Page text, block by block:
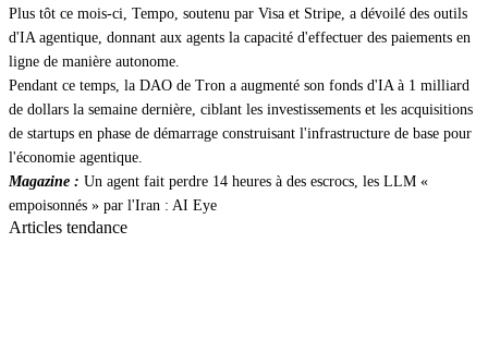
Plus tôt ce mois-ci, Tempo, soutenu par Visa et Stripe, a dévoilé des outils
d'IA agentique, donnant aux agents la capacité d'effectuer des paiements en
ligne de manière autonome.
Pendant ce temps, la DAO de Tron a augmenté son fonds d'IA à 1 milliard
de dollars la semaine dernière, ciblant les investissements et les acquisitions
de startups en phase de démarrage construisant l'infrastructure de base pour
l'économie agentique.
Magazine : Un agent fait perdre 14 heures à des escrocs, les LLM «
empoisonnés » par l'Iran : AI Eye
Articles tendance